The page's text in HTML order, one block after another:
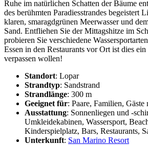
Ruhe im natürlichen Schatten der Bäume
des berühmten Paradiesstrandes begeistert
klaren, smaragdgrünen Meerwasser und
Sand. Entfliehen Sie der Mittagshitze im
probieren Sie verschiedene
Essen in den Restaurants vor Ort ist dies
verpassen wollen!
Standort: Lopar
Strandtyp: Sandstrand
Strandlänge: 300 m
Geeignet für: Paare, Familien,
Ausstattung: Sonnenliegen und -
Umkleidekabinen, Wassersport,
Kinderspielplatz, Bars, Restaurants,
Unterkunft: San Marino Resort